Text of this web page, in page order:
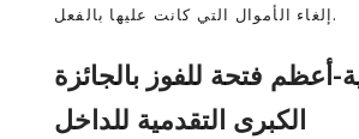
إلغاء الأموال التي كانت عليها بالفعل.
أعظم فتحة للفوز بالجائزة
الكبرى التقدمية للداخل